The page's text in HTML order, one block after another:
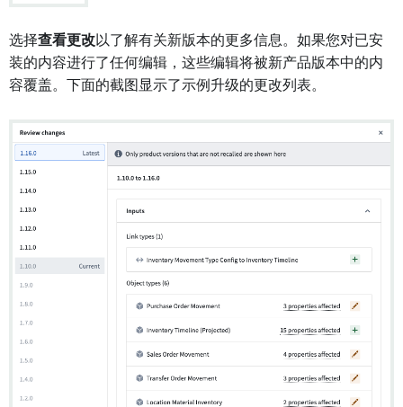
选择查看更改以了解有关新版本的更多信息。如果您对已安
装的内容进行了任何编辑，这些编辑将被新产品版本中的内
容覆盖。下面的截图显示了示例升级的更改列表。